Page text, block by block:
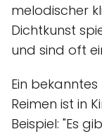
melodischer
Dichtkunst
und sind oft
Ein
Reimen ist in
Beispiel: "Es